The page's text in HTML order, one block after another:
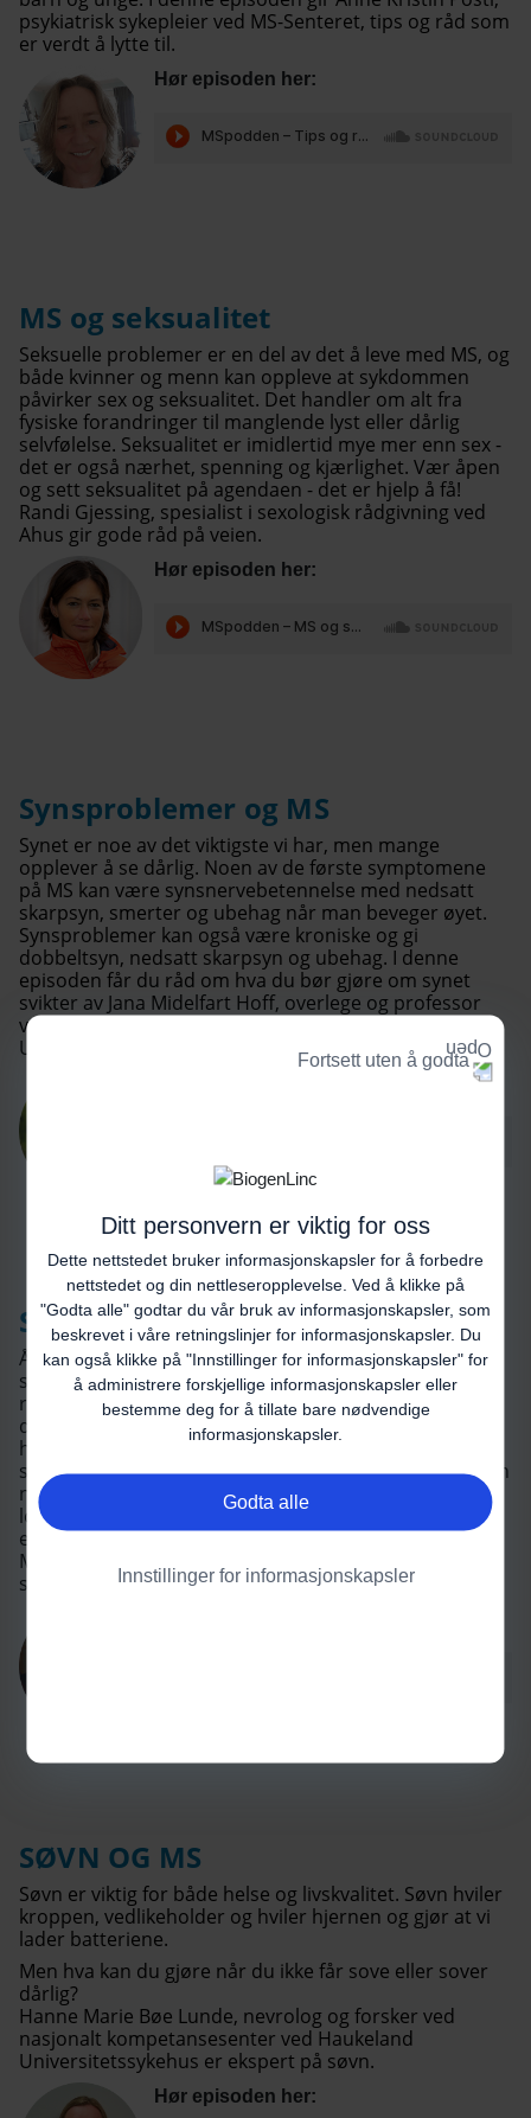
Ditt personvern er viktig for oss
Dette nettstedet bruker informasjonskapsler for å forbedre
nettstedet og din nettleseropplevelse. Ved å klikke på
"Godta alle" godtar du vår bruk av informasjonskapsler, som
beskrevet i våre retningslinjer for informasjonskapsler. Du
kan også klikke på "Innstillinger for informasjonskapsler" for
å administrere forskjellige informasjonskapsler eller
bestemme deg for å tillate bare nødvendige
informasjonskapsler.
Godta alle
Innstillinger for informasjonskapsler
Fortsett uten å godta
psykiatrisk sykepleier ved MS-Senteret, tips og råd som
er verdt å lytte til.
Hør episoden her:
MS og seksualitet
Seksuelle problemer er en del av det å leve med MS, og
både kvinner og menn kan oppleve at sykdommen
påvirker sex og seksualitet. Det handler om alt fra
fysiske forandringer til manglende lyst eller dårlig
selvfølelse. Seksualitet er imidlertid mye mer enn sex -
det er også nærhet, spenning og kjærlighet. Vær åpen
og sett seksualitet på agendaen - det er hjelp å få!
Randi Gjessing, spesialist i sexologisk rådgivning ved
Ahus gir gode råd på veien.
Hør episoden her:
Synsproblemer og MS
Synet er noe av det viktigste vi har, men mange
opplever å se dårlig. Noen av de første symptomene
på MS kan være synsnervebetennelse med nedsatt
skarpsyn, smerter og ubehag når man beveger øyet.
Synsproblemer kan også være kroniske og gi
dobbeltsyn, nedsatt skarpsyn og ubehag. I denne
episoden får du råd om hva du bør gjøre om synet
svikter av Jana Midelfart Hoff, overlege og professor
ved nevrologisk avdeling ved Haukeland
Universitetssykehus.
Stemme, uttale og svelgvansker
Å kommunisere med andre er en del av det å være et
sosialt menneske. Møter med andre innebærer som
regel snakking og kanskje spising og drikking. Dersom
du får problemer med å snakke klart og tydelig, og
hoster og harker kan det skape sosiale barrierer. Det
samme dersom du stadig opplever å sette ting i halsen
når du spiser eller drikker. Ole Andreas Holmsen er
logoped og fagleder ved nevroklinikken på Ahus. Han
er blant logopedene i landet med mest erfaring innen
MS og gir i denne episoden gode tips og råd rundt
stemme, uttale og svelgvansker.
SØVN OG MS
Søvn er viktig for både helse og livskvalitet. Søvn hviler
kroppen, vedlikeholder og hviler hjernen og gjør at vi
lader batteriene.
Men hva kan du gjøre når du ikke får sove eller sover
dårlig?
Hanne Marie Bøe Lunde, nevrolog og forsker ved
nasjonalt kompetansesenter ved Haukeland
Universitetssykehus er ekspert på søvn.
Hør episoden her: